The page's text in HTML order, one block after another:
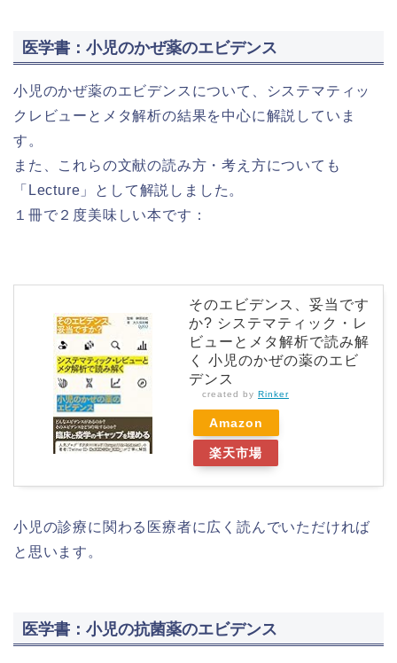
医学書：小児のかぜ薬のエビデンス
小児のかぜ薬のエビデンスについて、システマティッ
クレビューとメタ解析の結果を中心に解説していま
す。
また、これらの文献の読み方・考え方についても
「Lecture」として解説しました。
１冊で２度美味しい本です：
そのエビデンス、妥当です
か? システマティック・レ
ビューとメタ解析で読み解
く 小児のかぜの薬のエビ
デンス
created by Rinker
Amazon
楽天市場
小児の診療に関わる医療者に広く読んでいただければ
と思います。
医学書：小児の抗菌薬のエビデンス